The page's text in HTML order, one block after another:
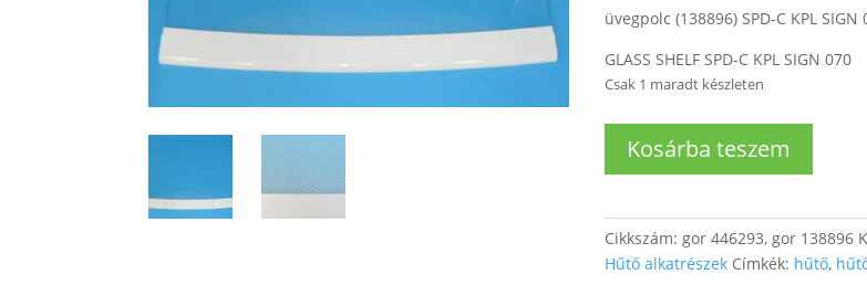
üvegpolc (138896) SPD-C KPL SIGN
GLASS SHELF SPD-C KPL SIGN 070
Csak 1 maradt készleten
üvegpolc
Kosárba teszem
Cikkszám:gor 446293, gor 138896
Hűtő alkatrészek Címkék: hűtő,